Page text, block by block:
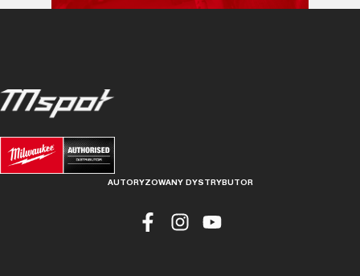
AUTORYZOWANY DYSTRYBUTOR